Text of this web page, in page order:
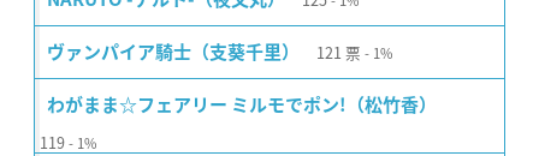
ヴァンパイア騎士（支葵千里） 121 票 1%
わがまま☆フェアリー ミルモでポン!（松竹香）
119 1%